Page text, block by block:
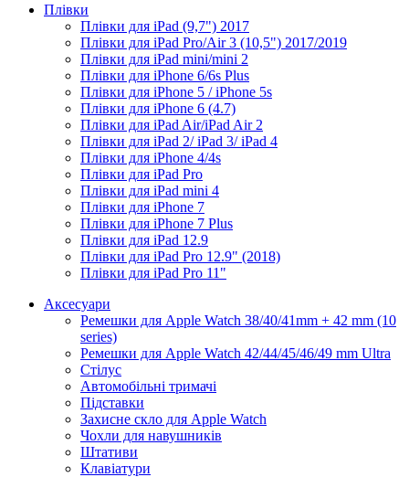
Плівки
Плівки для iPad (9,7") 2017
Плівки для iPad Pro/Air 3 (10,5") 2017/2019
Плівки для iPad mini/mini 2
Плівки для iPhone 6/6s Plus
Плівки для iPhone 5 / iPhone 5s
Плівки для iPhone 6 (4.7)
Плівки для iPad Air/iPad Air 2
Плівки для iPad 2/ iPad 3/ iPad 4
Плівки для iPhone 4/4s
Плівки для iPad Pro
Плівки для iPad mini 4
Плівки для iPhone 7
Плівки для iPhone 7 Plus
Плівки для iPad 12.9
Плівки для iPad Pro 12.9" (2018)
Плівки для iPad Pro 11"
Аксесуари
Ремешки для Apple Watch 38/40/41mm + 42 mm (10
series)
Ремешки для Apple Watch 42/44/45/46/49 mm Ultra
Стілус
Автомобільні тримачі
Підставки
Захисне скло для Apple Watch
Чохли для навушників
Штативи
Клавіатури